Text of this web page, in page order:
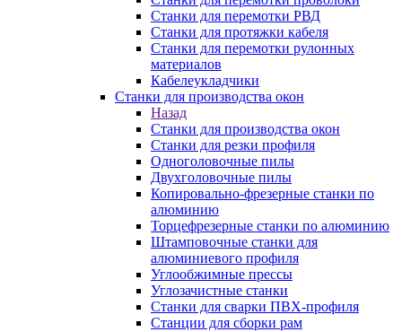
Станки для перемотки РВД
Станки для протяжки кабеля
Станки для перемотки рулонных
материалов
Кабелеукладчики
Станки для производства окон
Назад
Станки для производства окон
Станки для резки профиля
Одноголовочные пилы
Двухголовочные пилы
Копировально-фрезерные станки по
алюминию
Торцефрезерные станки по алюминию
Штамповочные станки для
алюминиевого профиля
Углообжимные прессы
Углозачистные станки
Станки для сварки ПВХ-профиля
Станции для сборки рам